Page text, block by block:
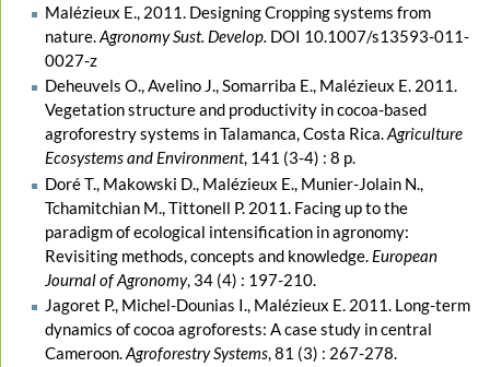
Malézieux E., 2011. Designing Cropping systems from
nature.Agronomy Sust. Develop. DOI 10.1007/s13593-011-
0027-z
Deheuvels O., Avelino J., Somarriba E., Malézieux E. 2011.
Vegetation structure and productivity in cocoa-based
agroforestry systems in Talamanca, Costa Rica.Agriculture
Ecosystems and Environment, 141 (3-4) : 8 p.
Doré T., Makowski D., Malézieux E., Munier-Jolain N.,
Tchamitchian M., Tittonell P. 2011. Facing up to the
paradigm of ecological intensification in agronomy:
Revisiting methods, concepts and knowledge. European
Journal of Agronomy, 34 (4) : 197-210.
Jagoret P., Michel-Dounias I., Malézieux E. 2011. Long-term
dynamics of cocoa agroforests: A case study in central
Cameroon.Agroforestry Systems, 81 (3) : 267-278.